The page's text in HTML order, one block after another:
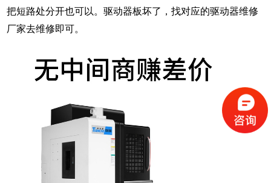
把短路处分开也可以。驱动器板坏了，找对应的驱动器维修
厂家去维修即可。